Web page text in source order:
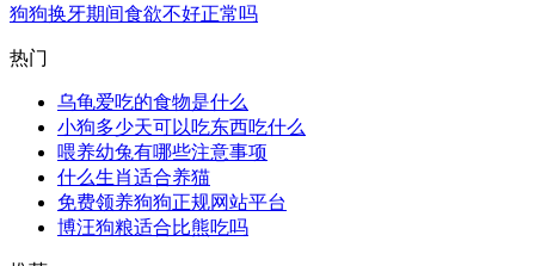
狗狗换牙期间食欲不好正常吗
热门
乌龟爱吃的食物是什么
小狗多少天可以吃东西吃什么
喂养幼兔有哪些注意事项
什么生肖适合养猫
免费领养狗狗正规网站平台
博汪狗粮适合比熊吃吗